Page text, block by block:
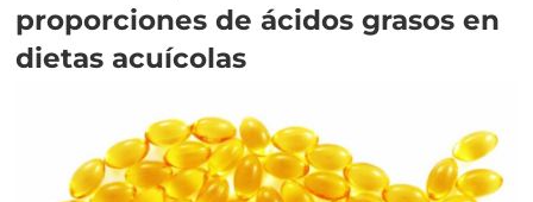
proporciones de ácidos grasos en
dietas acuícolas